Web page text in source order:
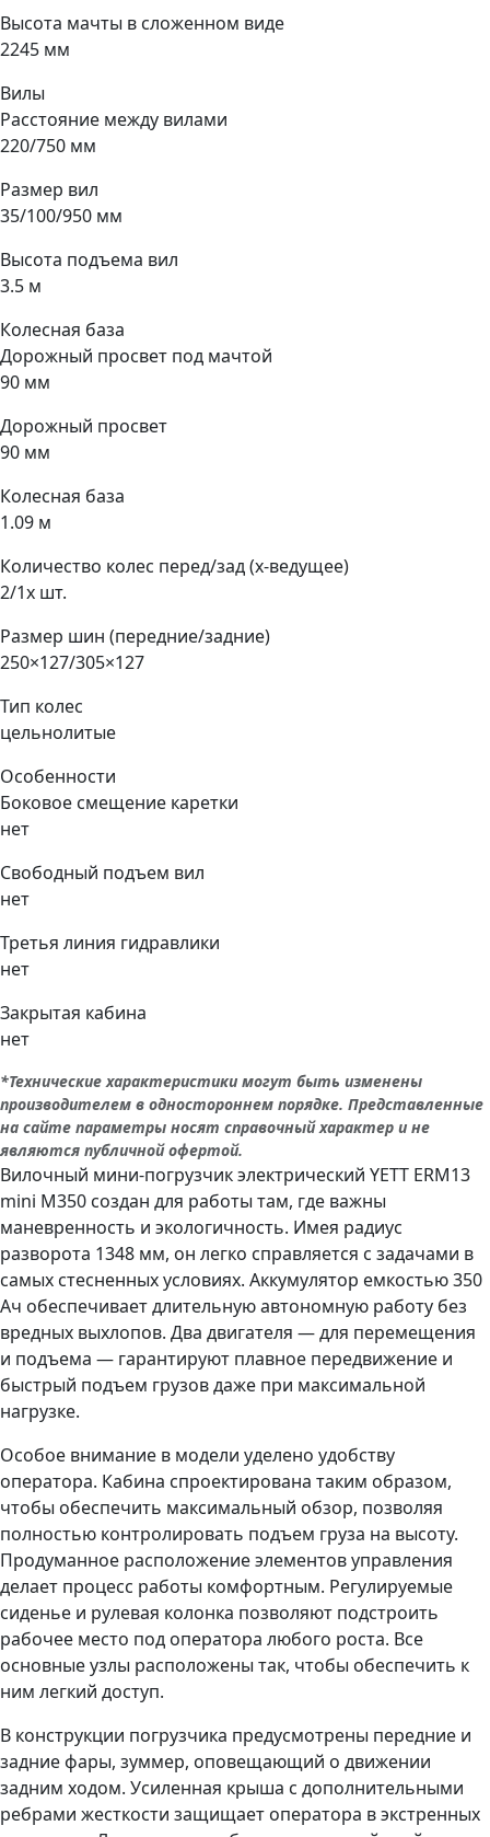
Высота мачты в сложенном виде
2245 мм
Вилы
Расстояние между вилами
220/750 мм
Размер вил
35/100/950 мм
Высота подъема вил
3.5 м
Колесная база
Дорожный просвет под мачтой
90 мм
Дорожный просвет
90 мм
Колесная база
1.09 м
Количество колес перед/зад (x-ведущее)
2/1x шт.
Размер шин (передние/задние)
250×127/305×127
Тип колес
цельнолитые
Особенности
Боковое смещение каретки
нет
Свободный подъем вил
нет
Третья линия гидравлики
нет
Закрытая кабина
нет
*Технические характеристики могут быть изменены
производителем в одностороннем порядке. Представленные
на сайте параметры носят справочный характер и не
являются публичной офертой.
Вилочный мини-погрузчик электрический YETT ERM13
mini M350 создан для работы там, где важны
маневренность и экологичность. Имея радиус
разворота 1348 мм, он легко справляется с задачами в
самых стесненных условиях. Аккумулятор емкостью 350
Ач обеспечивает длительную автономную работу без
вредных выхлопов. Два двигателя — для перемещения
и подъема — гарантируют плавное передвижение и
быстрый подъем грузов даже при максимальной
нагрузке.
Особое внимание в модели уделено удобству
оператора. Кабина спроектирована таким образом,
чтобы обеспечить максимальный обзор, позволяя
полностью контролировать подъем груза на высоту.
Продуманное расположение элементов управления
делает процесс работы комфортным. Регулируемые
сиденье и рулевая колонка позволяют подстроить
рабочее место под оператора любого роста. Все
основные узлы расположены так, чтобы обеспечить к
ним легкий доступ.
В конструкции погрузчика предусмотрены передние и
задние фары, зуммер, оповещающий о движении
задним ходом. Усиленная крыша с дополнительными
ребрами жесткости защищает оператора в экстренных